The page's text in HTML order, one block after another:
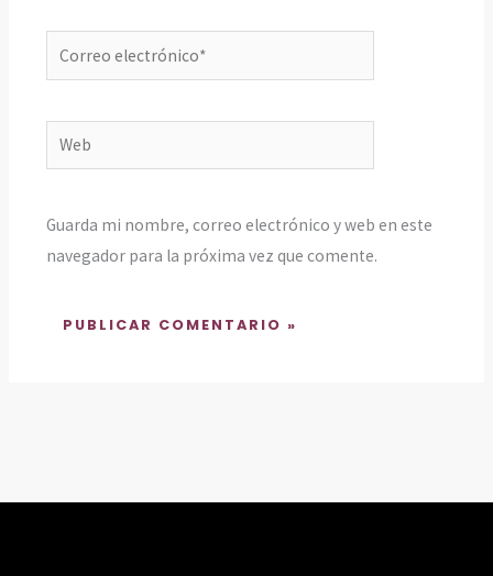
Correo
electrónico*
Web
Guarda mi nombre, correo electrónico y web en este
navegador para la próxima vez que comente.